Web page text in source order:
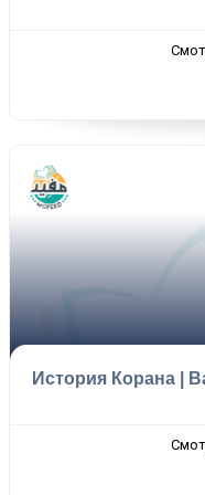
История Корана |